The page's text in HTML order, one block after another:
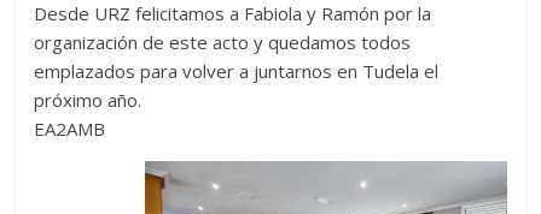
Desde URZ felicitamos a Fabiola y Ramón por la
organización de este acto y quedamos todos
emplazados para volver a juntarnos en Tudela el
próximo año.
EA2AMB